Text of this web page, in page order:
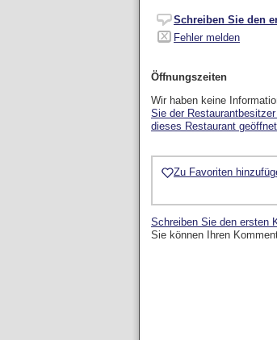
Schreiben Sie den
Fehler melden
Öffnungszeiten
Wir haben keine
Sie der
dieses Restaurant
Zu Favoriten
Schreiben Sie den ersten
Sie können Ihren